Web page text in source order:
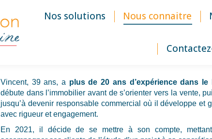
Nos solutions Nous connaitre
Vincent, 39 ans, a plus de 20 ans d’expérience dans le
débute dans l’immobilier avant de s’orienter vers la vente,
jusqu’à devenir responsable commercial où il développe et
avec rigueur et engagement.
En 2021, il décide de se mettre à son compte,